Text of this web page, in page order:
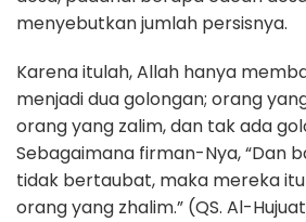
menyebutkan jumlah persisnya.
Karena itulah, Allah hanya
menjadi dua golongan; orang
orang yang zalim, dan tak ada
Sebagaimana firman-Nya, “Dan
tidak bertaubat, maka mereka
orang yang zhalim.” (QS. Al-